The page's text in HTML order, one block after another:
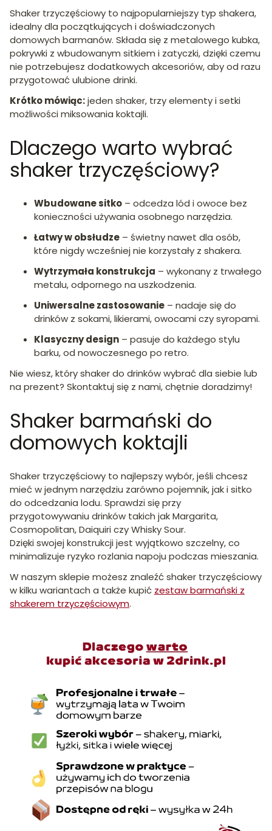
Shaker trzyczęściowy to najpopularniejszy typ shakera,
idealny dla początkujących i doświadczonych
domowych barmanów. Składa się z metalowego kubka,
pokrywki z wbudowanym sitkiem i zatyczki, dzięki czemu
nie potrzebujesz dodatkowych akcesoriów, aby od razu
przygotować ulubione drinki.
Krótko mówiąc:jeden shaker, trzy elementy i setki
możliwości miksowania koktajli.
Dlaczego warto wybrać
shaker trzyczęściowy?
Wbudowane sitko – odcedza lód i owoce bez
konieczności używania osobnego narzędzia.
Łatwy w obsłudze – świetny nawet dla osób,
które nigdy wcześniej nie korzystały z shakera.
Wytrzymała konstrukcja – wykonany z trwałego
metalu, odpornego na uszkodzenia.
Uniwersalne zastosowanie – nadaje się do
drinków z sokami, likierami, owocami czy syropami.
Klasyczny design – pasuje do każdego stylu
barku, od nowoczesnego po retro.
Nie wiesz, który shaker do drinków wybrać dla siebie lub
na prezent? Skontaktuj się z nami, chętnie doradzimy!
Shaker barmański do
domowych koktajli
Shaker trzyczęściowy to najlepszy wybór, jeśli chcesz
mieć w jednym narzędziu zarówno pojemnik, jak i sitko
do odcedzania lodu. Sprawdzi się przy
przygotowywaniu drinków takich jak Margarita,
Cosmopolitan, Daiquiri czy Whisky Sour.
Dzięki swojej konstrukcji jest wyjątkowo szczelny, co
minimalizuje ryzyko rozlania napoju podczas mieszania.
W naszym sklepie możesz znaleźć shaker trzyczęściowy
w kilku wariantach a także kupić zestaw barmański z
shakerem trzyczęściowym.